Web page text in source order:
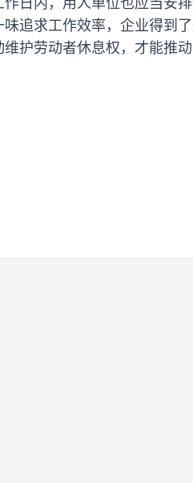
追求工作效率，企业得到
护劳动者休息权，才能推